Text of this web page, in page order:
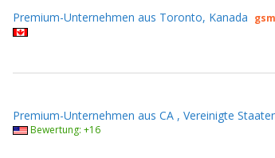
Premium-Unternehmen aus Toronto, Kanada
Premium-Unternehmen aus CA , Vereinigte
Bewertung: +16